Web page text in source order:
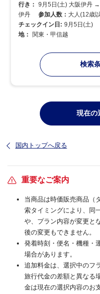
行き： 9月5日(土) 大阪伊丹 →
伊丹
参加人数： 大人(12歳
チェックイン日: 9月5日(土)
地：
関東・甲信越
検索
現在の
国内トップへ戻る
重要なご案内
当商品は時価販売商品（
索タイミングにより、同
や、プラン内容が変更と
後の変更もできません。
発着時刻・便名・機種・
場合があります。
追加料金は、選択中のフ
旅行代金の差額と異なる
金は現在の選択内容のお